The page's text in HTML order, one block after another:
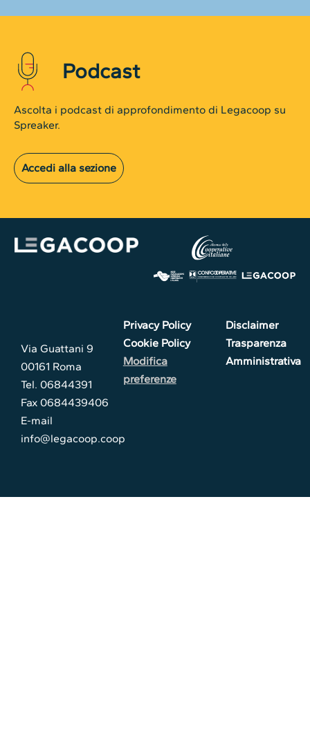
Podcast
Ascolta i podcast di approfondimento di Legacoop su
Spreaker.
Accedi alla sezione
Via Guattani 9
00161 Roma
Tel. 06844391
Fax 0684439406
E-mail
info@legacoop.coop
Privacy Policy
Cookie Policy
Modifica
preferenze
Disclaimer
Trasparenza
Amministrativa